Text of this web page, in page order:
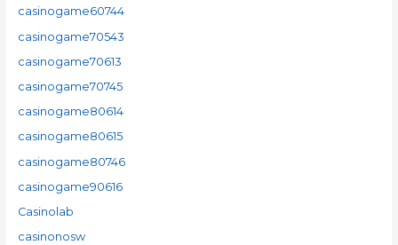
casinogame60744
casinogame70543
casinogame70613
casinogame70745
casinogame80614
casinogame80615
casinogame80746
casinogame90616
Casinolab
casinonosw